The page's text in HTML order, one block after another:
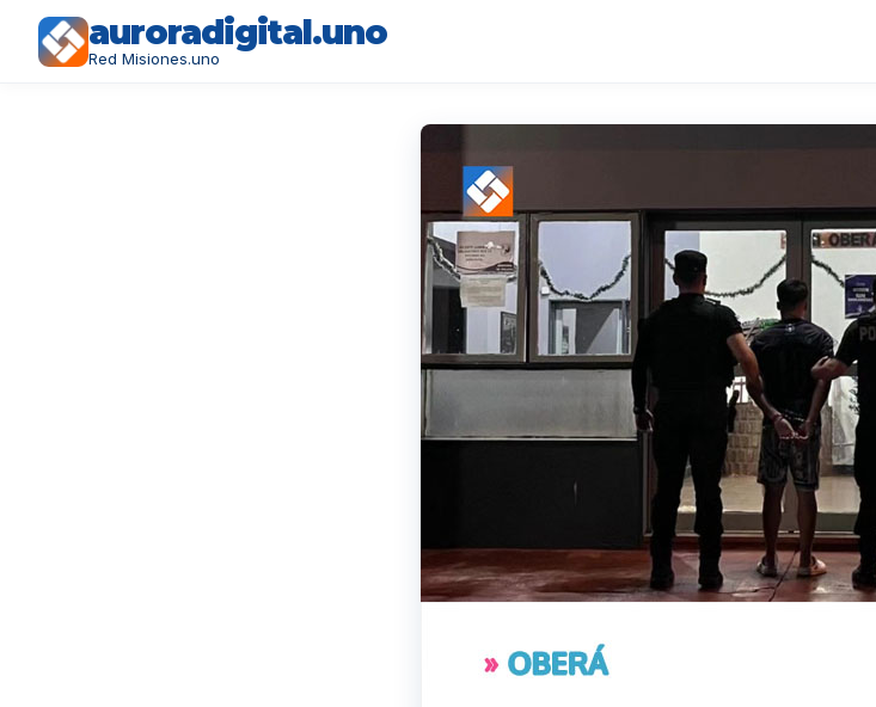
auroradigital.uno
Red Misiones.uno